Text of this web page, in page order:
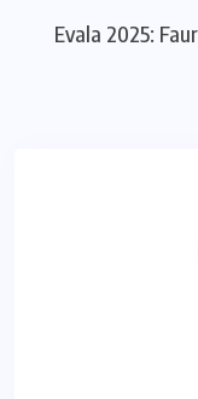
Evala 2025: